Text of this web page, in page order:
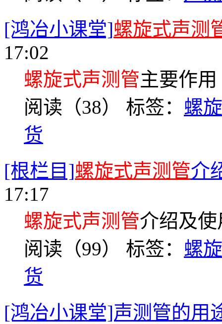
[鸿冶小课堂]螺旋式声测
17:02
螺旋式声测管主要作用
阅读（38） 标签： 螺
货
[根栏目]螺旋式声测管介
17:17
螺旋式声测管介绍及
阅读（99） 标签： 螺
货
[鸿冶小课堂]声测管的用